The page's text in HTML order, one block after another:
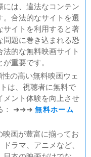
は、違法なコンテン
合法的なサイトを選
サイトを利用すると著
問題に巻き込まれる恐
的な無料映画サイト
重要です。
の高い無料映画ウェ
は、視聴者に無料で
メント体験を向上させ
る： ➜➜➜無料ホーム
画が豊富に揃ってお
ラマ、アニメなど、